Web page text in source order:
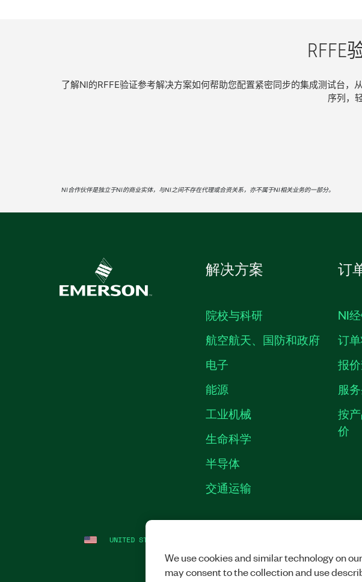
RFFE
了解NI的RFFE验证参考解决方案如何帮助您配置紧密同步的集成测试台
序列，
NI合作伙伴是独立于NI的商业实体，与NI之间不存在代理或合资关系，亦不属于NI相关业务的一部分。
解决方案
院校与科研
航空航天、国防和政府
电子
能源
工业机械
生命科学
半导体
交通运输
订
NI
订
报
服
按
价
UNITED STATES
We use cookies and similar technology on
may consent to the collection and use